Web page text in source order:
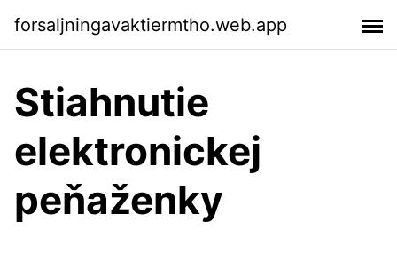
forsaljningavaktiermtho.web.app
Stiahnutie
elektronickej
peňaženky